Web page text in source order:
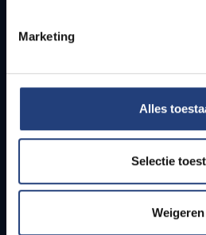
Marketing
Alles
Selectie
Weigeren
Studenten
PhD-studenten
Leerkrachten en